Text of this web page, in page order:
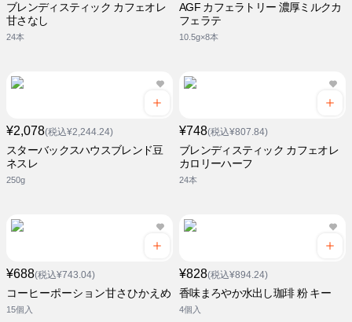
ブレンディスティック カフェオレ
甘さなし
24本
AGF カフェラトリー 濃厚ミルクカ
フェラテ
10.5g×8本
¥2,078(税込¥2,244.24)
スターバックスハウスブレンド豆
ネスレ
250g
¥748(税込¥807.84)
ブレンディスティック カフェオレ
カロリーハーフ
24本
¥688(税込¥743.04)
コーヒーポーション甘さひかえめ
15個入
¥828(税込¥894.24)
香味まろやか水出し珈琲 粉 キー
4個入